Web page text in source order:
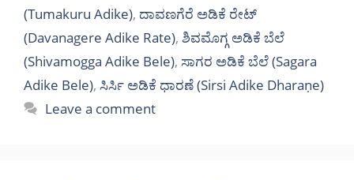
(Tumakuru Adike), ದಾವಣಗೆರೆ ಅಡಿಕೆ ರೇಟ್
(Davanagere Adike Rate), ಶಿವಮೊಗ್ಗ ಅಡಿಕೆ ಬೆಲೆ
(Shivamogga Adike Bele), ಸಾಗರ ಅಡಿಕೆ ಬೆಲೆ (Sagara
Adike Bele), ಸಿರ್ಸಿ ಅಡಿಕೆ ಧಾರಣೆ (Sirsi Adike Dharaṇe)
Leave a comment